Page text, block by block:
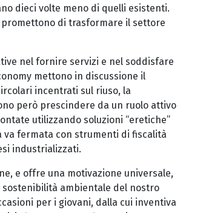
dieci volte meno di quelli esistenti.
promettono di trasformare il settore
nel fornire servizi e nel soddisfare
mettono in discussione il
incentrati sul riuso, la
però prescindere da un ruolo attivo
utilizzando soluzioni “eretiche”
va fermata con strumenti di fiscalità
industrializzati.
e offre una motivazione universale,
sostenibilità ambientale del nostro
per i giovani, dalla cui inventiva